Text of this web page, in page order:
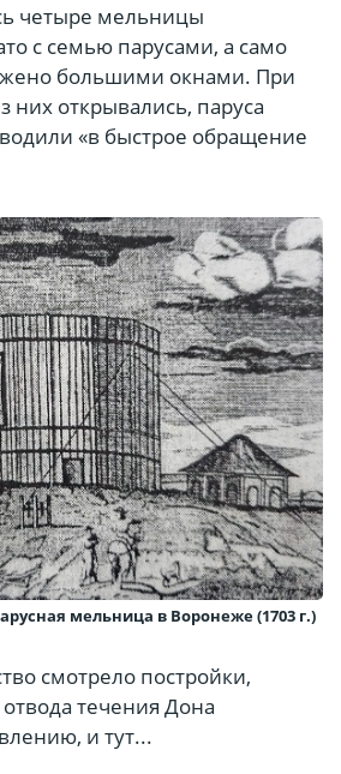
четыре мельницы
с семью парусами, а само
большими окнами. При
них открывались, паруса
«в быстрое обращение
мельница в Воронеже (1703 г.)
смотрело постройки,
течения Дона
и тут...